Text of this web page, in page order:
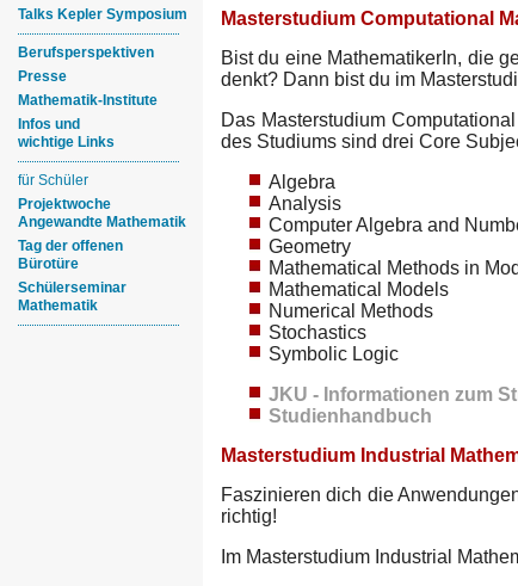
Talks Kepler Symposium
Berufsperspektiven
Presse
Mathematik-Institute
Infos und
wichtige Links
für Schüler
Projektwoche
Angewandte Mathematik
Tag der offenen
Bürotüre
Schülerseminar
Mathematik
Masterstudium Computational
Bist du eine MathematikerIn, die
denkt? Dann bist du im
Das Masterstudium
des Studiums sind drei Core
Algebra
Analysis
Computer Algebra and
Geometry
Mathematical Methods in
Mathematical Models
Numerical Methods
Stochastics
Symbolic Logic
JKU - Informationen zum
Studienhandbuch
Masterstudium Industrial
Faszinieren dich die
richtig!
Im Masterstudium Industrial